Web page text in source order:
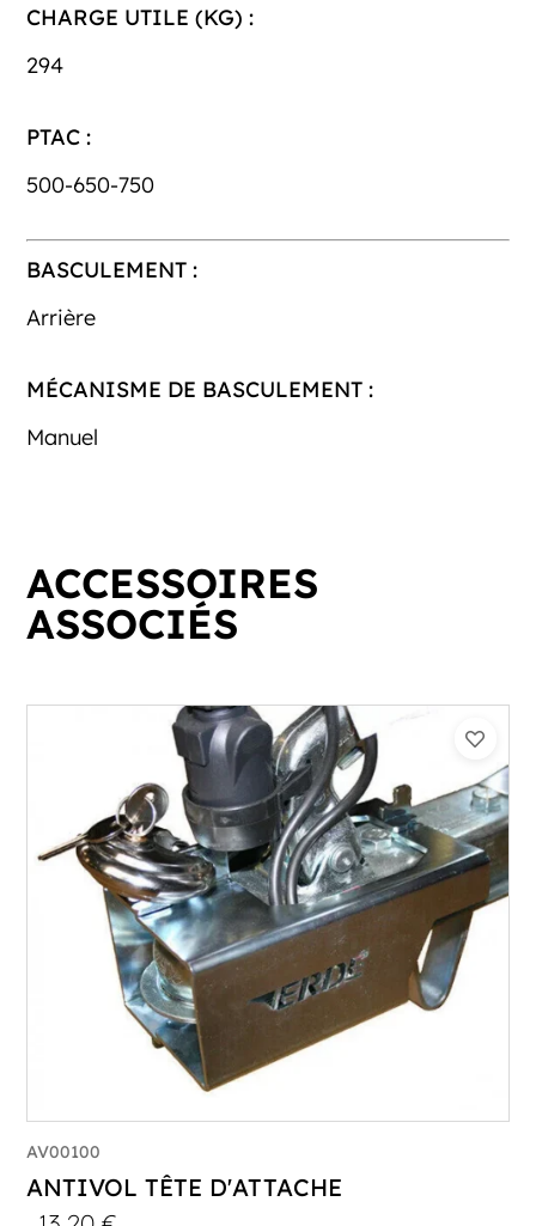
CHARGE UTILE (KG) :
294
PTAC :
500-650-750
BASCULEMENT :
Arrière
MÉCANISME DE BASCULEMENT :
Manuel
ACCESSOIRES
ASSOCIÉS
AV00100
ANTIVOL TÊTE D'ATTACHE